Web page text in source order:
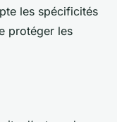
les spécificités
protéger les